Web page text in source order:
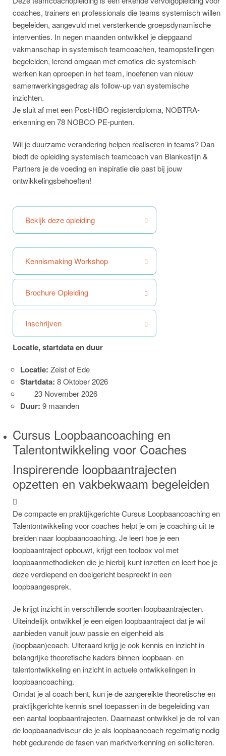
coaches, trainers en professionals die teams systemisch willen
begeleiden, aangevuld met versterkende groepsdynamische
interventies. In negen maanden ontwikkel je diepgaand
vakmanschap in systemisch teamcoachen, teamopstellingen
begeleiden, lerend omgaan met emoties die systemisch
werken kan oproepen in het team, inoefenen van nieuw
samenwerkingsgedrag als follow-up van systemische
inzichten.
Je sluit af met een Post-HBO registerdiploma, NOBTRA-
erkenning en 78 NOBCO PE-punten.
Wil je duurzame verandering helpen realiseren in teams? Dan
biedt de opleiding systemisch teamcoach van Blankestijn &
Partners je de voeding en inspiratie die past bij jouw
ontwikkelingsbehoeften!
Bekijk deze opleiding
Kennismaking Workshop
Brochure Opleiding
Inschrijven
Locatie, startdata en duur
Locatie: Zeist of Ede
Startdata: 8 Oktober 2026
23 November 2026
Duur: 9 maanden
Cursus Loopbaancoaching en
Talentontwikkeling voor Coaches
Inspirerende loopbaantrajecten
opzetten en vakbekwaam begeleiden
De compacte en praktijkgerichte Cursus Loopbaancoaching en
Talentontwikkeling voor coaches helpt je om je coaching uit te
breiden naar loopbaancoaching. Je leert hoe je een
loopbaantraject opbouwt, krijgt een toolbox vol met
loopbaanmethodieken die je hierbij kunt inzetten en leert hoe je
deze verdiepend en doelgericht bespreekt in een
loopbaangesprek.
Je krijgt inzicht in verschillende soorten loopbaantrajecten.
Uiteindelijk ontwikkel je een eigen loopbaantraject dat je wil
aanbieden vanuit jouw passie en eigenheid als
(loopbaan)coach. Uiteraard krijg je ook kennis en inzicht in
belangrijke theoretische kaders binnen loopbaan- en
talentontwikkeling en inzicht in actuele ontwikkelingen in
loopbaancoaching.
Omdat je al coach bent, kun je de aangereikte theoretische en
praktijkgerichte kennis snel toepassen in de begeleiding van
een aantal loopbaantrajecten. Daarnaast ontwikkel je de rol van
de loopbaanadviseur die je als loopbaancoach regelmatig nodig
hebt gedurende de fasen van marktverkenning en solliciteren.